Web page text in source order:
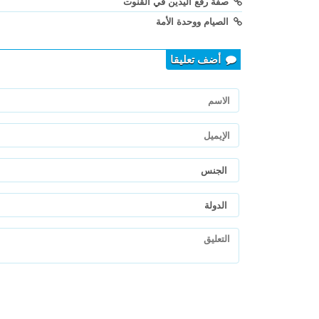
الصيام ووحدة الأمة
أضف تعليقا